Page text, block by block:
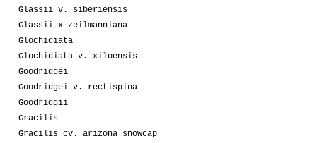
Glassii v. siberiensis
Glassii x zeilmanniana
Glochidiata
Glochidiata v. xiloensis
Goodridgei
Goodridgei v. rectispina
Goodridgii
Gracilis
Gracilis cv. arizona snowcap